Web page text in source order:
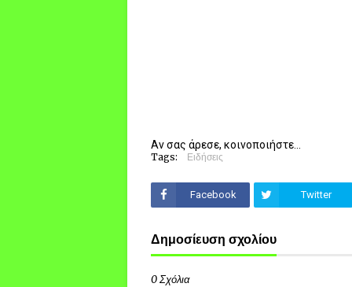
Αν σας άρεσε, κοινοποιήστε...
Tags: Ειδήσεις
Facebook Twitter
Δημοσίευση σχολίου
0 Σχόλια